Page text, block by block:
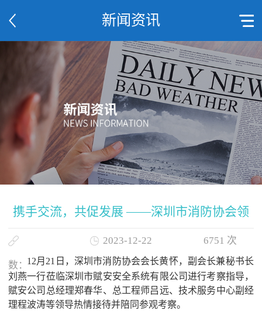
新闻资讯
携手交流，共促发展 ——深圳市消防协会领
导莅临深圳赋安考察指导
2023-12-22 6751 次
数：12月 21 日，深圳市消防协会会长黄怀，副会长兼秘书长
刘燕一行莅临深圳市赋安安全系统有限公司进行考察指导，
赋安公司总经理郑春华、总工程师吕远、技术服务中心副经
理程波涛等领导热情接待并陪同参观考察。